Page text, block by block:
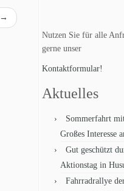
→
Nutzen Sie für alle
gerne unser
Kontaktformular!
Aktuelles
Sommerfahrt
Großes Interesse
Gut geschützt
Aktionstag in
Fahrradrallye